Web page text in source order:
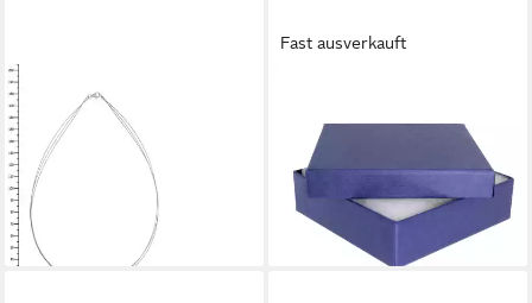
OSTSEE-SCHMUCK
Collier Ostsee-Schmuck
Collier Kugel 10 mm-Sarah
Vicenca (1-tlg)
ab 98,00 €
lieferbar - in 8-10 Werktagen bei
dir
Fast ausverkauft
Collier Nalia Collier Nalia (1-
tlg)
29,95 €
lieferbar - in 8-10 Werktagen bei